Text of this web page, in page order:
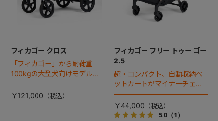
フィカゴー クロス
「フィカゴー」から耐荷重
100kgの大型犬向けモデルが
登場。
￥121,000
フィカゴー フリー トゥー ゴー
2.5
超・コンパクト、自動収納ペ
ットカートがマイナーチェン
ジ！
￥44,000
5.0（1）